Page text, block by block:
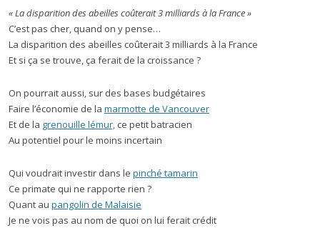
« La disparition des abeilles coûterait 3 milliards à la France »
C’est pas cher, quand on y pense…
La disparition des abeilles coûterait 3 milliards à la France
Et si ça se trouve, ça ferait de la croissance ?
On pourrait aussi, sur des bases budgétaires
Faire l’économie de la marmotte de Vancouver
Et de la grenouille lémur, ce petit batracien
Au potentiel pour le moins incertain
Qui voudrait investir dans le pinché tamarin
Ce primate qui ne rapporte rien ?
Quant au pangolin de Malaisie
Je ne vois pas au nom de quoi on lui ferait crédit